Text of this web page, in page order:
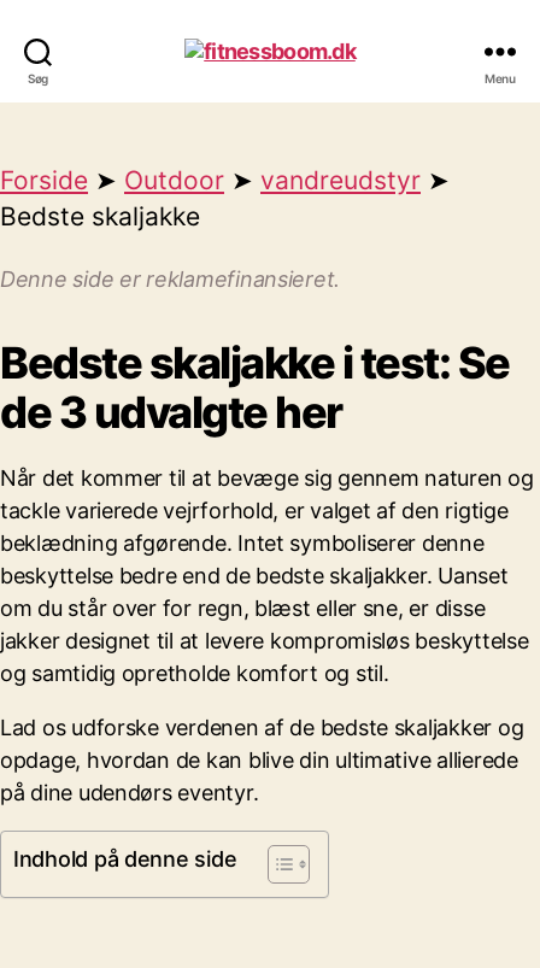
Søg Menu
Forside ➤ Outdoor ➤ vandreudstyr ➤
Bedste skaljakke
Denne side er reklamefinansieret.
Bedste skaljakke i test: Se
de 3 udvalgte her
Når det kommer til at bevæge sig gennem naturen og
tackle varierede vejrforhold, er valget af den rigtige
beklædning afgørende. Intet symboliserer denne
beskyttelse bedre end de bedste skaljakker. Uanset
om du står over for regn, blæst eller sne, er disse
jakker designet til at levere kompromisløs beskyttelse
og samtidig opretholde komfort og stil.
Lad os udforske verdenen af de bedste skaljakker og
opdage, hvordan de kan blive din ultimative allierede
på dine udendørs eventyr.
Indhold på denne side